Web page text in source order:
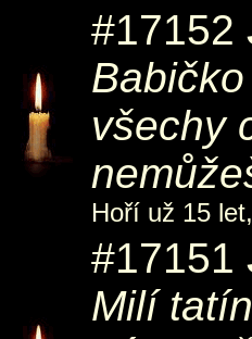
#17152
všechy
Hoří už 15
#17151
Milí